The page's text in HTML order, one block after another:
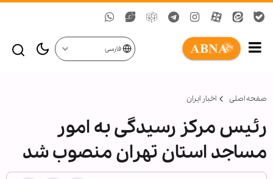
فارسی
صفحه اصلی اخبار ایران
رئیس مرکز رسیدگی به امور
مساجد استان تهران منصوب شد